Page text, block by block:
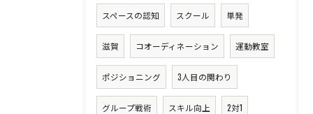
スペースの認知 スクール 単発
滋賀 コオーディネーション 運動教室
ポジショニング 3人目の関わり
グループ戦術 スキル向上 2対1